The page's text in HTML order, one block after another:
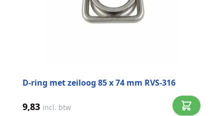
D-ring met zeiloog 85 x 74 mm RVS-316
9,83 incl. btw